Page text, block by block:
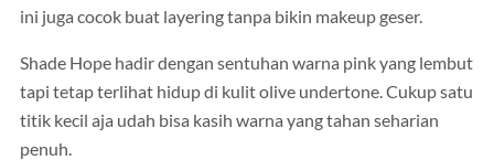
ini juga cocok buat layering tanpa bikin makeup geser.
Shade Hope hadir dengan sentuhan warna pink yang lembut
tapi tetap terlihat hidup di kulit olive undertone. Cukup satu
titik kecil aja udah bisa kasih warna yang tahan seharian
penuh.